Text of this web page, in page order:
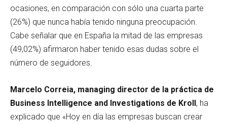
ocasiones, en comparación con sólo una cuarta parte
(26%) que nunca había tenido ninguna preocupación.
Cabe señalar que en España la mitad de las empresas
(49,02%) afirmaron haber tenido esas dudas sobre el
número de seguidores.
Marcelo Correia, managing director de la práctica de
Business Intelligence and Investigations de Kroll, ha
explicado que «Hoy en día las empresas buscan crear